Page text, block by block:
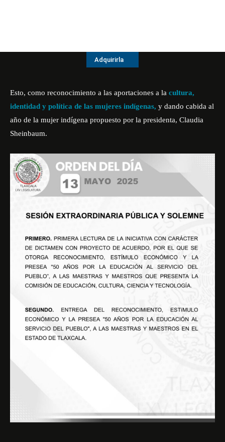
Adquirirla
Esto, como reconocimiento a las aportaciones a la cultura,
identidad y política de las mujeres indígenas, y dando cabida al
año de la mujer indígena propuesto por la presidenta, Claudia
Sheinbaum.